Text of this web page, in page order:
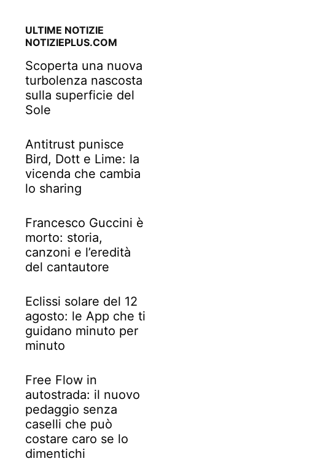
ULTIME NOTIZIE
NOTIZIEPLUS.COM
Scoperta una nuova
turbolenza nascosta
sulla superficie del
Sole
Antitrust punisce
Bird, Dott e Lime: la
vicenda che cambia
lo sharing
Francesco Guccini è
morto: storia,
canzoni e l’eredità
del cantautore
Eclissi solare del 12
agosto: le App che ti
guidano minuto per
minuto
Free Flow in
autostrada: il nuovo
pedaggio senza
caselli che può
costare caro se lo
dimentichi